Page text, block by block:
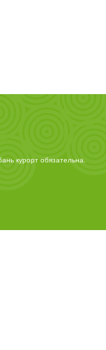
курортобязательна.